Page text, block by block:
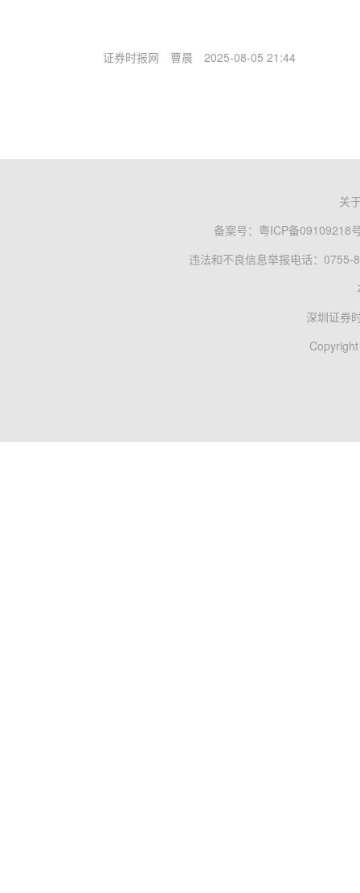
证券时报网 曹晨 2025-08-05 21:44
关
备案号： 粤ICP备09109218
违法和不良信息举报电话：0755-
深圳证券